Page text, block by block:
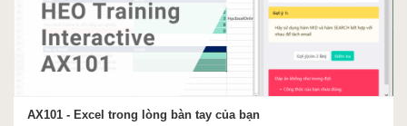
AX101 - Excel trong lòng bàn tay của bạn